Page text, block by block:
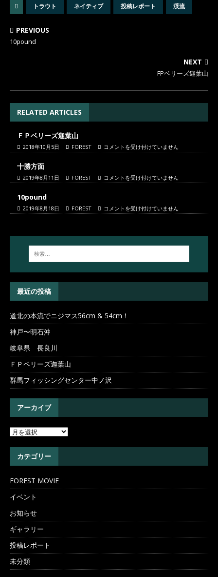
トラウト ネイティブ 投稿レポート 渓流
PREVIOUS
10pound
NEXT
FPベリーズ迦葉山
RELATED ARTICLES
ＦＰベリーズ迦葉山
2018年10月5日 FOREST コメントを受け付けていません
十勝方面
2019年8月11日 FOREST コメントを受け付けていません
10pound
2019年8月18日 FOREST コメントを受け付けていません
最近の投稿
道北の本流でニジマス56cm & 54cm！
神戸〜明石沖
岐阜県 長良川
ＦＰベリーズ迦葉山
群馬フィッシングセンター中ノ沢
アーカイブ
カテゴリー
FOREST MOVIE
イベント
お知らせ
ギャラリー
投稿レポート
未分類